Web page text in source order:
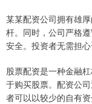
某某配资公司拥有雄
杆。同时，公司严格
安全。投资者无需担
股票配资是一种金融
于购买股票。配资公
者可以以较少的自有